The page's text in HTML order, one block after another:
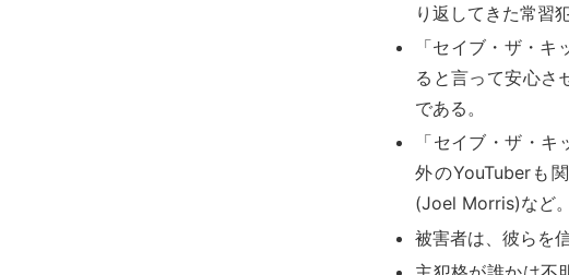
り返してきた常習
「セイブ・ザ・
ると言って安心さ
である。
「セイブ・ザ・
外のYouTuberも
(Joel Morris)など。
被害者は、彼らを